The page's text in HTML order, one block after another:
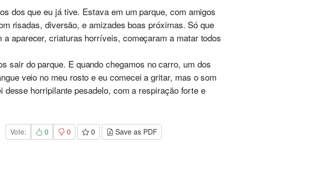
dos que eu já tive. Estava em um parque, com amigos
risadas, diversão, e amizades boas próximas. Só que
aparecer, criaturas horríveis, começaram a matar todos
sair do parque. E quando chegamos no carro, um dos
veio no meu rosto e eu comecei a gritar, mas o som
horripilante pesadelo, com a respiração forte e
Vote: 0 0 0 Save as PDF